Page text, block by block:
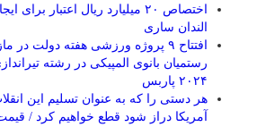
اختصاص ۲۰ میلیارد ریال اعتبار
الندان ساری
افتتاح ۹ پروژه ورزشی هفته دولت در
رستمیان بانوی المپیکی در رشته
۲۰۲۴ پاربس
هر دستی را که به عنوان تسلیم این
آمريکا دراز شود قطع خواهیم کرد /